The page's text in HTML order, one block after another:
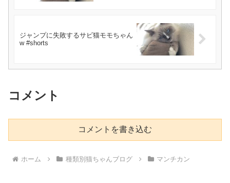
ジャンプに失敗するサビ猫モモちゃん
w #shorts
コメント
コメントを書き込む
ホーム 種類別猫ちゃんブログ マンチカン